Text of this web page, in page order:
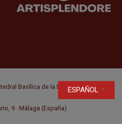
Basílica de la Encarnación
9 · Málaga (España)
ESPAÑOL ▼